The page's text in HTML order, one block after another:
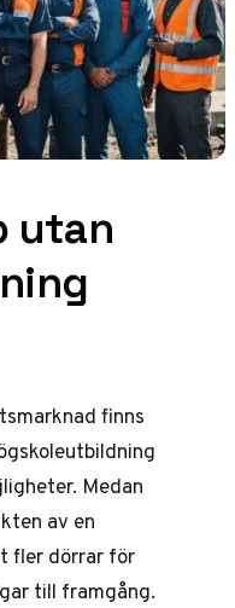
utan
finns
Medan
av en
fler dörrar för
till framgång.